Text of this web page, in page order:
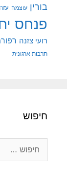
בורין עוצמה עזה
פנחס
רועי צזנה
תרבות ארגונית
חיפוש